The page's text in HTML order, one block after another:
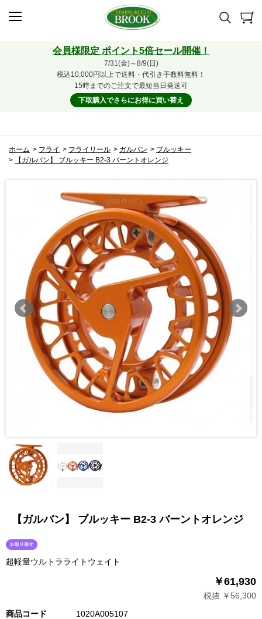
会員様限定 ポイント5倍セール開催！
7/31(金)～8/9(日)
税込10,000円以上で送料・代引き手数料無料！
15時までのご注文で最短当日発送可
下取購入でさらにお得に買い替え
ホーム > フライ > フライリール > ガルバン > ブルッキー
>
【ガルバン】 ブルッキー B2-3 バーントオレンジ
【ガルバン】 ブルッキー B2-3 バーントオレンジ
超軽量ウルトラライトウェイト
￥61,930
税抜 ￥56,300
商品コード
1020A005107